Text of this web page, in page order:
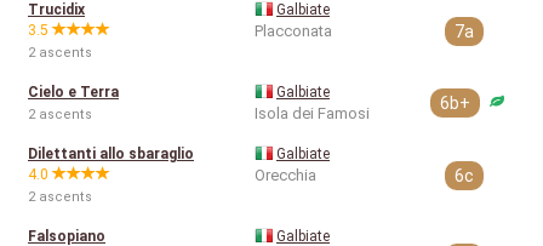
Trucidix
3.5
2 ascents
Galbiate
Placconata 7a
Cielo e Terra
2 ascents
Galbiate
Isola dei Famosi
6b+
Dilettanti allo sbaraglio
4.0
2 ascents
Galbiate
Orecchia 6c
Falsopiano
Galbiate